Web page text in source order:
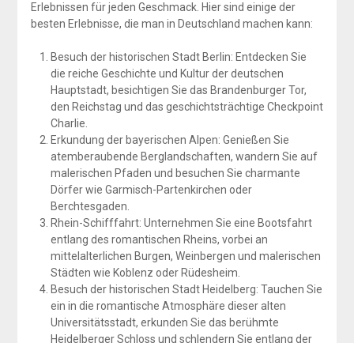
Erlebnissen für jeden Geschmack. Hier sind einige der
besten Erlebnisse, die man in Deutschland machen kann:
Besuch der historischen Stadt Berlin: Entdecken Sie
die reiche Geschichte und Kultur der deutschen
Hauptstadt, besichtigen Sie das Brandenburger Tor,
den Reichstag und das geschichtsträchtige Checkpoint
Charlie.
Erkundung der bayerischen Alpen: Genießen Sie
atemberaubende Berglandschaften, wandern Sie auf
malerischen Pfaden und besuchen Sie charmante
Dörfer wie Garmisch-Partenkirchen oder
Berchtesgaden.
Rhein-Schifffahrt: Unternehmen Sie eine Bootsfahrt
entlang des romantischen Rheins, vorbei an
mittelalterlichen Burgen, Weinbergen und malerischen
Städten wie Koblenz oder Rüdesheim.
Besuch der historischen Stadt Heidelberg: Tauchen Sie
ein in die romantische Atmosphäre dieser alten
Universitätsstadt, erkunden Sie das berühmte
Heidelberger Schloss und schlendern Sie entlang der